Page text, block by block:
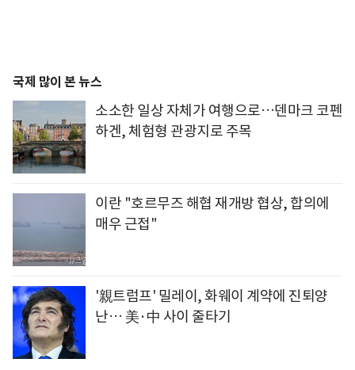
국제 많이 본 뉴스
소소한 일상 자체가 여행으로…덴마크 코펜
하겐, 체험형 관광지로 주목
이란 "호르무즈 해협 재개방 협상, 합의에
매우 근접"
'親트럼프' 밀레이, 화웨이 계약에 진퇴양
난… 美·中 사이 줄타기